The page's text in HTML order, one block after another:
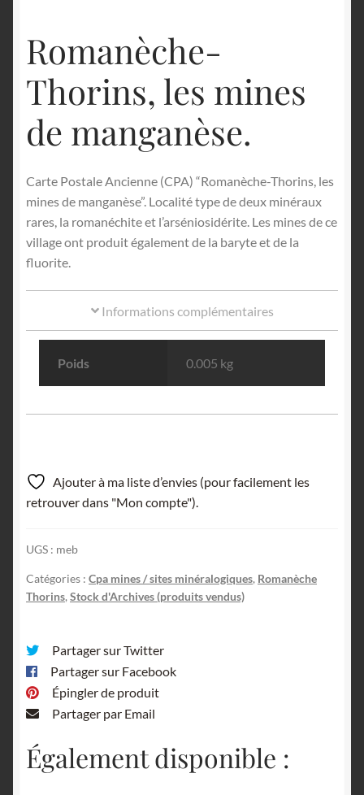
Romanèche-
Thorins, les mines
de manganèse.
Carte Postale Ancienne (CPA) “Romanèche-Thorins, les
mines de manganèse”. Localité type de deux minéraux
rares, la romanéchite et l’arséniosidérite. Les mines de ce
village ont produit également de la baryte et de la
fluorite.
Informations complémentaires
Poids 0.005 kg
Ajouter à ma liste d’envies (pour facilement les
retrouver dans "Mon compte").
UGS : meb
Catégories : Cpa mines / sites minéralogiques, Romanèche
Thorins, Stock d'Archives (produits vendus)
Partager sur Twitter
Partager sur Facebook
Épingler de produit
Partager par Email
Également disponible :